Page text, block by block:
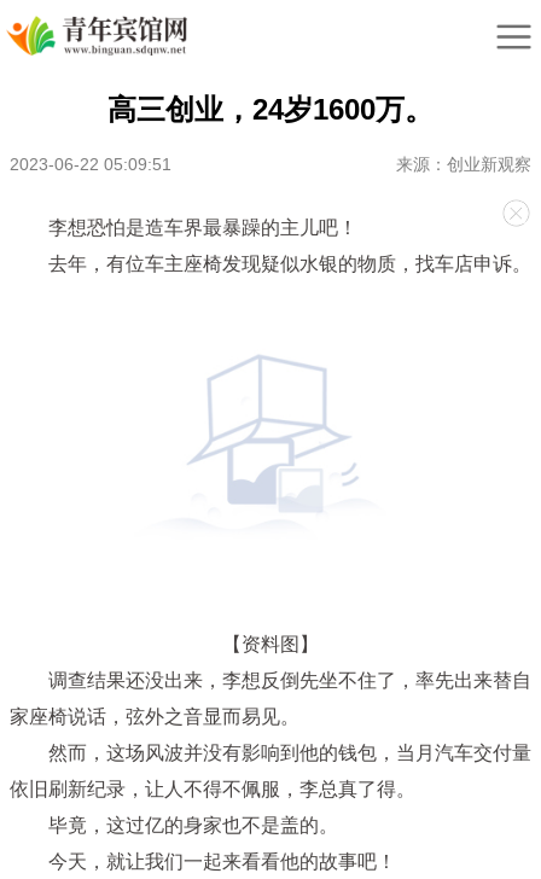
高三创业，24岁1600万。
2023-06-22 05:09:51 来源：创业新观察
李想恐怕是造车界最暴躁的主儿吧！
去年，有位车主座椅发现疑似水银的物质，找车店申诉。
【资料图】
调查结果还没出来，李想反倒先坐不住了，率先出来替自
家座椅说话，弦外之音显而易见。
然而，这场风波并没有影响到他的钱包，当月汽车交付量
依旧刷新纪录，让人不得不佩服，李总真了得。
毕竟，这过亿的身家也不是盖的。
今天，就让我们一起来看看他的故事吧！